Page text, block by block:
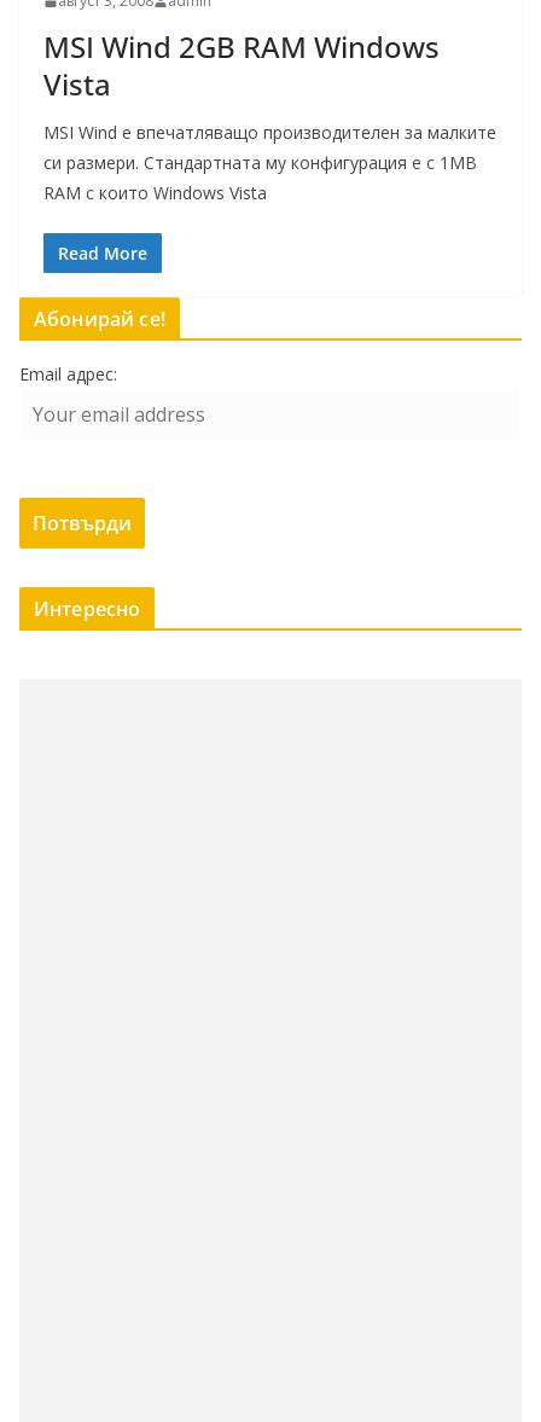
MSI Wind 2GB RAM Windows
Vista
MSI Wind е впечатляващо производителен за малките
си размери. Стандартната му конфигурация е с 1MB
RAM с които Windows Vista
Read More
Абонирай се!
Email адрес:
Интересно